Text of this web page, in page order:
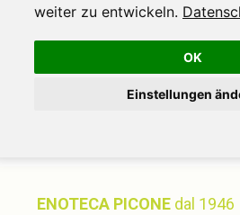
weiter zu entwickeln.
OK
Einstellungen
ENOTECA PICONE dal 1946